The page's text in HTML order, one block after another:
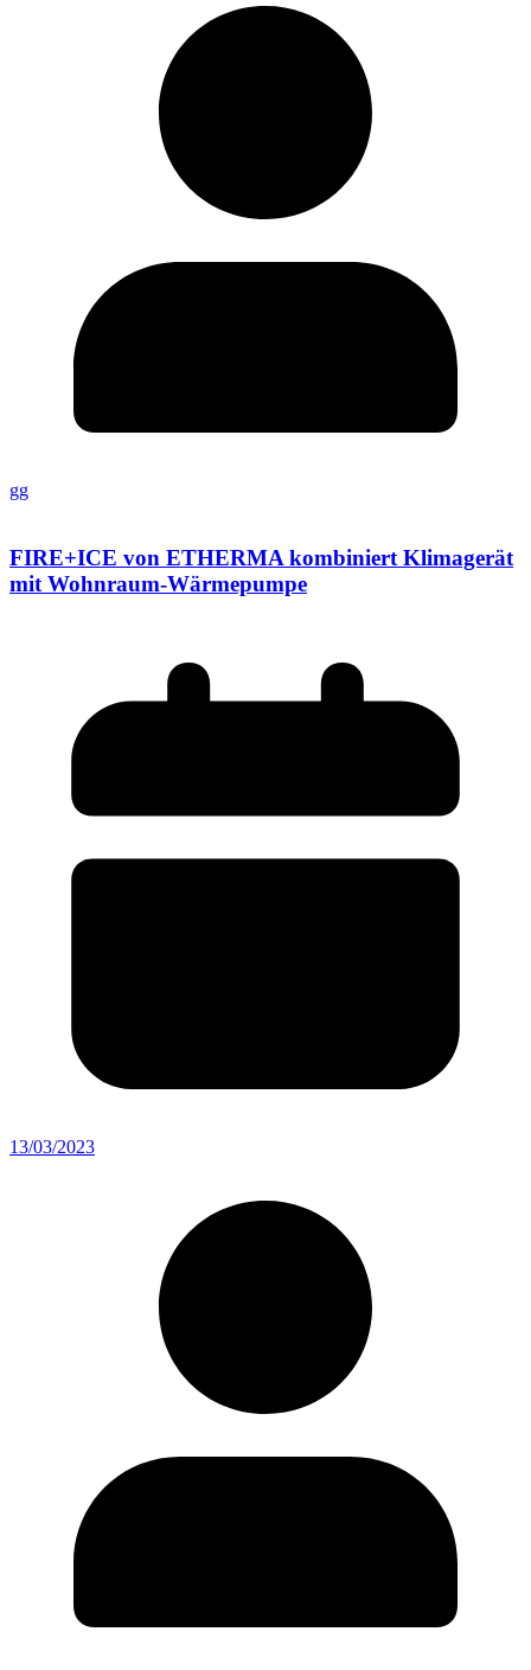
gg
FIRE+ICE von ETHERMA kombiniert Klimagerät
mit Wohnraum-Wärmepumpe
13/03/2023